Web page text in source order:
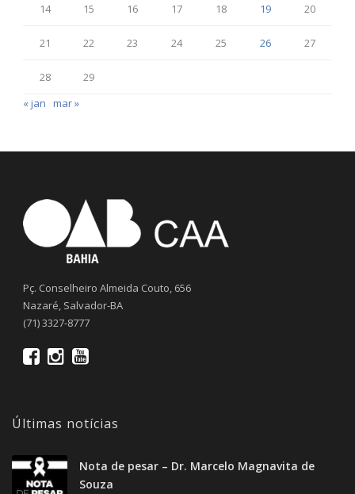
14 15 16 17 18 19 20
21 22 23 24 25 26 27
28
29
« jan mar »
Pç. Conselheiro Almeida Couto, 656
Nazaré, Salvador-BA
(71) 3327-8777
Últimas notícias
Nota de pesar – Dr. Marcelo Magnavita de
Souza